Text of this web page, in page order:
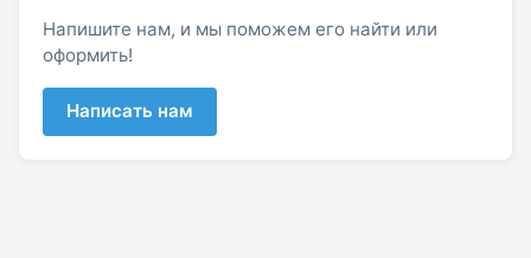
Напишите нам, и мы поможем его найти или
оформить!
Написать нам